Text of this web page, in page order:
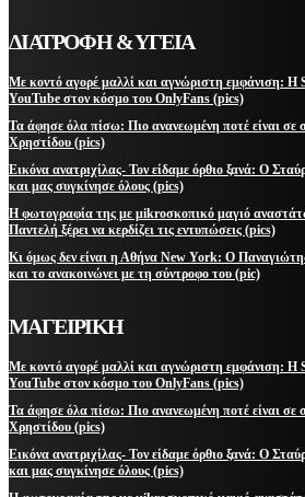
ΔΙΑΤΡΟΦΗ & ΥΓΕΙΑ
Με κοντό αγορέ μαλλί και αγνώριστη εμφάνιση: Η
YouTube στον κόσμο του OnlyFans (pics)
Τα άφησε όλα πίσω: Πιο ανανεωμένη ποτέ είναι σε
Χρηστίδου (pics)
Εικόνα ανατριχίλας- Τον είδαμε όρθιο ξανά: Ο
και μας συγκίνησε όλους (pics)
Η φωτογραφία της με μikroσκοπικό μαγιό
Παντελή ξέρει να κερδίζει τις εντυπώσεις (pics)
Κι όμως δεν είναι η Αθήνα New York: Ο
και το ανακοινώνει με τη σύντροφο του (pic)
ΜΑΓΕΙΡΙΚΗ
Με κοντό αγορέ μαλλί και αγνώριστη εμφάνιση: Η
YouTube στον κόσμο του OnlyFans (pics)
Τα άφησε όλα πίσω: Πιο ανανεωμένη ποτέ είναι σε
Χρηστίδου (pics)
Εικόνα ανατριχίλας- Τον είδαμε όρθιο ξανά: Ο
και μας συγκίνησε όλους (pics)